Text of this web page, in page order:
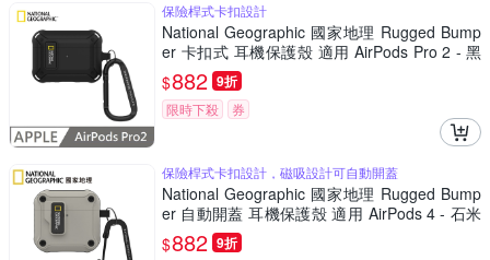
保險桿式卡扣設計
National Geographic 國家地理 Rugged Bump
er 卡扣式 耳機保護殼 適用 AirPods Pro 2 - 黑
色
$882 9折
限時下殺 券
保險桿式卡扣設計，磁吸設計可自動開蓋
National Geographic 國家地理 Rugged Bump
er 自動開蓋 耳機保護殼 適用 AirPods 4 - 石米
色
$882 9折